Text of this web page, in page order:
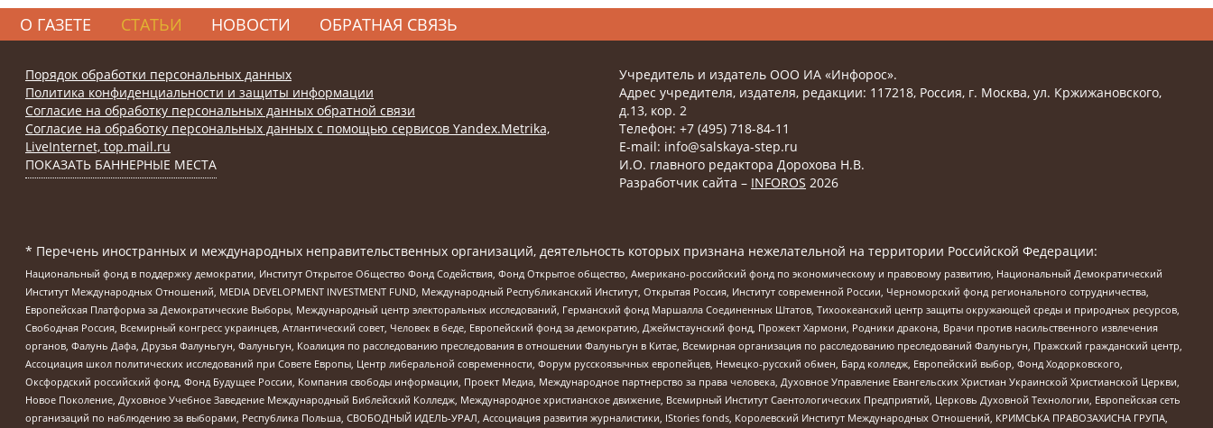
О ГАЗЕТЕ СТАТЬИ НОВОСТИ ОБРАТНАЯ СВЯЗЬ
Порядок обработки персональных данных
Политика конфиденциальности и защиты информации
Согласие на обработку персональных данных обратной связи
Согласие на обработку персональных данных с помощью сервисов Yandex.Metrika,
LiveInternet, top.mail.ru
ПОКАЗАТЬ БАННЕРНЫЕ МЕСТА
Учредитель и издатель ООО ИА «Инфорос».
Адрес учредителя, издателя, редакции: 117218, Россия, г. Москва, ул. Кржижановского,
д.13, кор. 2
Телефон: +7 (495) 718-84-11
E-mail: info@salskaya-step.ru
И.О. главного редактора Дорохова Н.В.
Разработчик сайта – INFOROS 2026
* Перечень иностранных и международных неправительственных организаций, деятельность которых признана нежелательной на территории Российской Федерации:
Национальный фонд в поддержку демократии, Институт Открытое Общество Фонд Содействия, Фонд Открытое общество, Американо-российский фонд по экономическому и правовому развитию, Национальный Демократический
Институт Международных Отношений, MEDIA DEVELOPMENT INVESTMENT FUND, Международный Республиканский Институт, Открытая Россия, Институт современной России, Черноморский фонд регионального сотрудничества,
Европейская Платформа за Демократические Выборы, Международный центр электоральных исследований, Германский фонд Маршалла Соединенных Штатов, Тихоокеанский центр защиты окружающей среды и природных ресурсов,
Свободная Россия, Всемирный конгресс украинцев, Атлантический совет, Человек в беде, Европейский фонд за демократию, Джеймстаунский фонд, Прожект Хармони, Родники дракона, Врачи против насильственного извлечения
органов, Фалунь Дафа, Друзья Фалуньгун, Фалуньгун, Коалиция по расследованию преследования в отношении Фалуньгун в Китае, Всемирная организация по расследованию преследований Фалуньгун, Пражский гражданский центр,
Ассоциация школ политических исследований при Совете Европы, Центр либеральной современности, Форум русскоязычных европейцев, Немецко-русский обмен, Бард колледж, Европейский выбор, Фонд Ходорковского,
Оксфордский российский фонд, Фонд Будущее России, Компания свободы информации, Проект Медиа, Международное партнерство за права человека, Духовное Управление Евангельских Христиан Украинской Христианской Церкви,
Новое Поколение, Духовное Учебное Заведение Международный Библейский Колледж, Международное христианское движение, Всемирный Институт Саентологических Предприятий, Церковь Духовной Технологии, Европейская сеть
организаций по наблюдению за выборами, Республика Польша, СВОБОДНЫЙ ИДЕЛЬ-УРАЛ, Ассоциация развития журналистики, IStories fonds, Королевский Институт Международных Отношений, КРИМСЬКА ПРАВОЗАХИСНА ГРУПА,